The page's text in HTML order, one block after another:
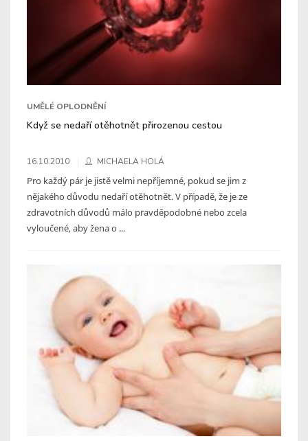
UMĚLÉ OPLODNĚNÍ
Když se nedaří otěhotnět přirozenou cestou
16.10.2010 MICHAELA HOLÁ
Pro každý pár je jistě velmi nepříjemné, pokud se jim z
nějakého důvodu nedaří otěhotnět. V případě, že je ze
zdravotních důvodů málo pravděpodobné nebo zcela
vyloučené, aby žena o ...